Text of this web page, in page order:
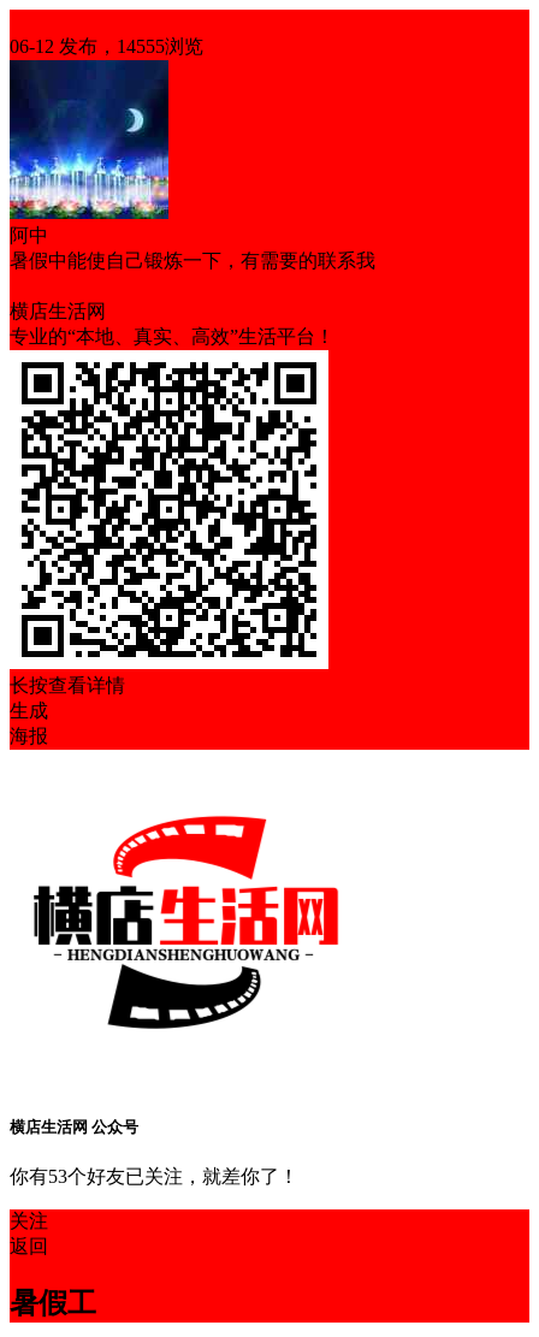
06-12 发布，14555浏览
阿中
暑假中能使自己锻炼一下，有需要的联系我
横店生活网
专业的“本地、真实、高效”生活平台！
长按查看详情
生成
海报
横店生活网 公众号
你有53个好友已关注，就差你了！
关注
返回
暑假工